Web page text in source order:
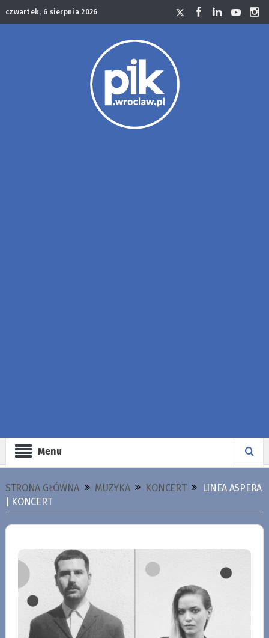
czwartek, 6 sierpnia 2026
Menu
STRONA GŁÓWNA MUZYKA KONCERT
LINEA ASPERA
| KONCERT